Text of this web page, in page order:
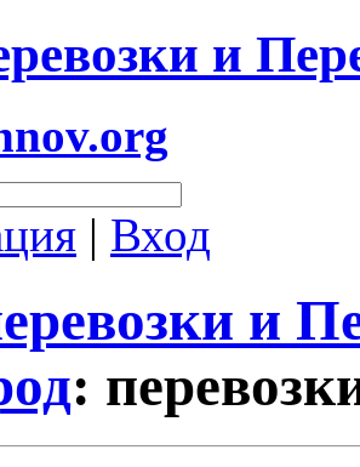
и
| Вход
и
: